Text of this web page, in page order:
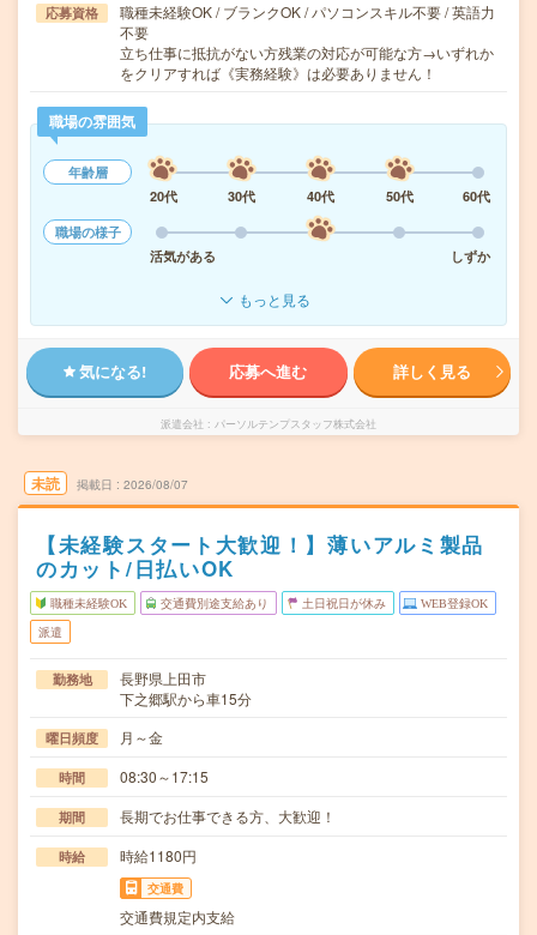
応募資格
職種未経験OK / ブランクOK / パソコンスキル不要 / 英語力
不要
立ち仕事に抵抗がない方残業の対応が可能な方→いずれか
をクリアすれば《実務経験》は必要ありません！
職場の雰囲気
年齢層
20代
30代 40代 50代
60代
職場の様子
活気がある
しずか
もっと見る
気になる! 応募へ進む 詳しく見る
派遣会社 パーソルテンプスタッフ株式会社
未読 掲載日 2026/08/07
【未経験スタート大歓迎！】薄いアルミ製品
のカット/日払いOK
職種未経験OK 交通費別途支給あり 土日祝日が休み WEB登録OK
派遣
勤務地
長野県上田市
下之郷駅から車15分
曜日頻度 月～金
時間 08:30～17:15
期間 長期でお仕事できる方、大歓迎！
時給 時給1180円
交通費
交通費規定内支給